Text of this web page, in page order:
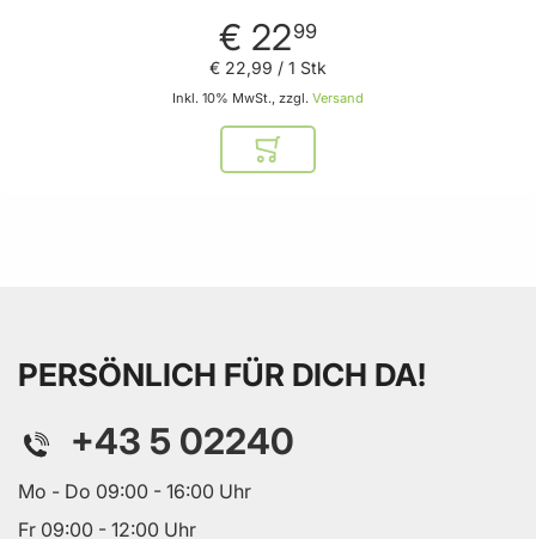
€ 2299
Inkl. 10% MwSt., zzgl. Versand
€ 22,99 / 1 Stk
In den Warenkorb
PERSÖNLICH FÜR DICH DA!
+43 5 02240
Mo - Do 09:00 - 16:00 Uhr
Fr 09:00 - 12:00 Uhr